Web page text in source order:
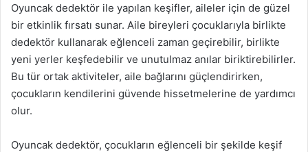
Oyuncak dedektör ile yapılan keşifler, aileler için de güzel
bir etkinlik fırsatı sunar. Aile bireyleri çocuklarıyla birlikte
dedektör kullanarak eğlenceli zaman geçirebilir, birlikte
yeni yerler keşfedebilir ve unutulmaz anılar biriktirebilirler.
Bu tür ortak aktiviteler, aile bağlarını güçlendirirken,
çocukların kendilerini güvende hissetmelerine de yardımcı
olur.
Oyuncak dedektör, çocukların eğlenceli bir şekilde keşif